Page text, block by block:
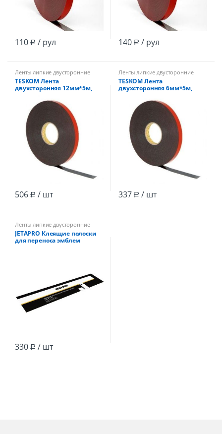
110 Р / рул 140 Р / рул
Ленты липкие двусторонние
TESKOM Лента
двухсторонняя 12мм*5м,
506 Р / шт
Ленты липкие двусторонние
TESKOM Лента
двухсторонняя 6мм*5м,
337 Р / шт
Ленты липкие двусторонние
JETAPRO Клеящие полоски
для переноса эмблем
330 Р / шт